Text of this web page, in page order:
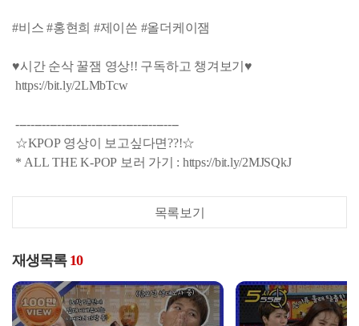
#비스 #홍현희 #제이쓴 #올더케이잼
♥시간 순삭 꿀잼 영상!! 구독하고 챙겨보기♥
https://bit.ly/2LMbTcw
-------------------------------------------
☆KPOP 영상이 보고싶다면??!☆
* ALL THE K-POP 보러 가기 : https://bit.ly/2MJSQkJ
목록보기
재생목록 10